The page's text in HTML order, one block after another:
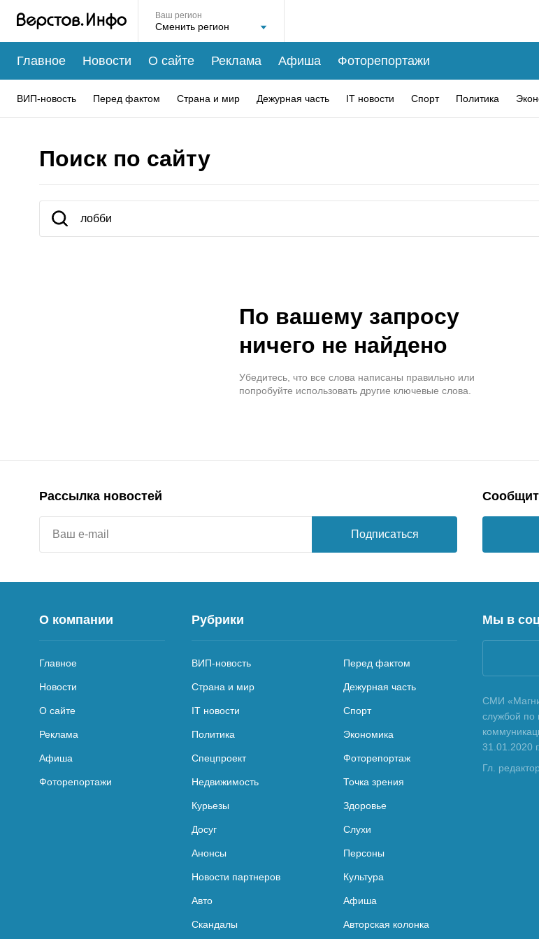
Ваш регион
Главное Новости О сайте Реклама Афиша Фоторепортажи
ВИП-новость Перед фактом Страна и мир Дежурная часть IT новости Спорт Политика
Поиск по сайту
По вашему запросу
ничего не найдено
Убедитесь, что все слова написаны правильно или
попробуйте использовать другие ключевые слова.
Рассылка новостей
Подписаться
О компании
Главное
Новости
О сайте
Реклама
Афиша
Фоторепортажи
Рубрики
ВИП-новость Перед фактом
Страна и мир Дежурная часть
IT новости Спорт
Политика Экономика
Спецпроект Фоторепортаж
Недвижимость Точка зрения
Курьезы Здоровье
Досуг Слухи
Анонсы Персоны
Новости партнеров Культура
Авто Афиша
Скандалы Авторская колонка
Мы в
СМИ
службой по
31.01.2020
Гл.